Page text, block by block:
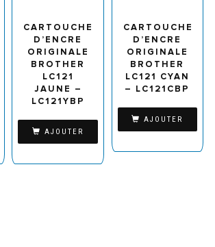
CARTOUCHE
D’ENCRE
ORIGINALE
BROTHER
LC121
JAUNE –
LC121YBP
AJOUTER
CARTOUCHE
D’ENCRE
ORIGINALE
BROTHER
LC121 CYAN
– LC121CBP
AJOUTER